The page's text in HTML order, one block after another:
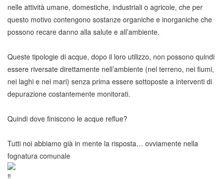
nelle attività umane, domestiche, industriali o agricole, che per
questo motivo contengono sostanze organiche e inorganiche che
possono recare danno alla salute e all’ambiente.
Queste tipologie di acque, dopo il loro utilizzo, non possono quindi
essere riversate direttamente nell’ambiente (nel terreno, nei fiumi,
nei laghi e nei mari) senza prima essere sottoposte a interventi di
depurazione costantemente monitorati.
Quindi dove finiscono le acque reflue?
Tutti noi abbiamo già in mente la risposta… ovviamente nella
fognatura comunale